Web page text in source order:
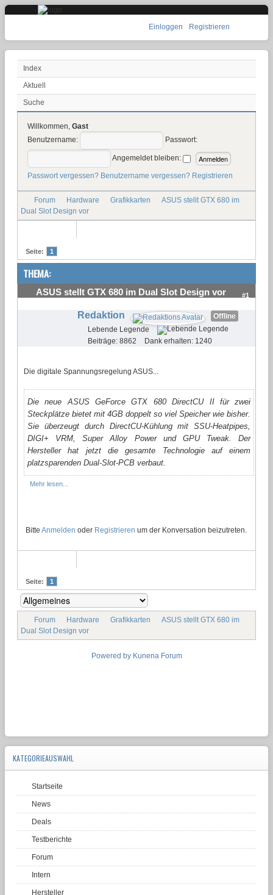
Einloggen Registrieren
Index
Aktuell
Suche
Willkommen, Gast
Benutzername:
Passwort:
Angemeldet bleiben:
Passwort vergessen? Benutzername vergessen? Registrieren
Forum Hardware Grafikkarten
ASUS stellt GTX 680 im
Dual Slot Design vor
Seite: 1
THEMA:
ASUS stellt GTX 680 im Dual Slot Design vor #1
Redaktion
Offline
Lebende Legende
Beiträge: 8862
Dank erhalten: 1240
Die digitale Spannungsregelung ASUS...
Die neue ASUS GeForce GTX 680 DirectCU II für zwei
Steckplätze bietet mit 4GB doppelt so viel Speicher wie bisher.
Sie überzeugt durch DirectCU-Kühlung mit SSU-Heatpipes,
DIGI+ VRM, Super Alloy Power und GPU Tweak. Der
Hersteller hat jetzt die gesamte Technologie auf einem
platzsparenden Dual-Slot-PCB verbaut.
Mehr lesen...
Bitte Anmelden oder Registrieren um der Konversation beizutreten.
Seite: 1
Forum Hardware Grafikkarten
ASUS stellt GTX 680 im
Dual Slot Design vor
Powered by Kunena Forum
KATEGORIEAUSWAHL
Startseite
News
Deals
Testberichte
Forum
Intern
Hersteller